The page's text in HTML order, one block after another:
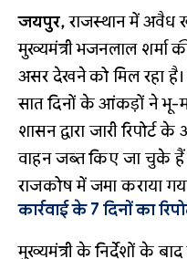
जयपुर,राजस्थान में अवैध
मुख्यमंत्री भजनलाल शर्मा
असर देखने को मिल रहा
सात दिनों के आंकड़ों ने भू-
शासन द्वारा जारी
वाहन जब्त किए जा चुके हैं
राजकोष में जमा कराया
कार्रवाई के 7 दिनों का
मुख्यमंत्री के निर्देशों के